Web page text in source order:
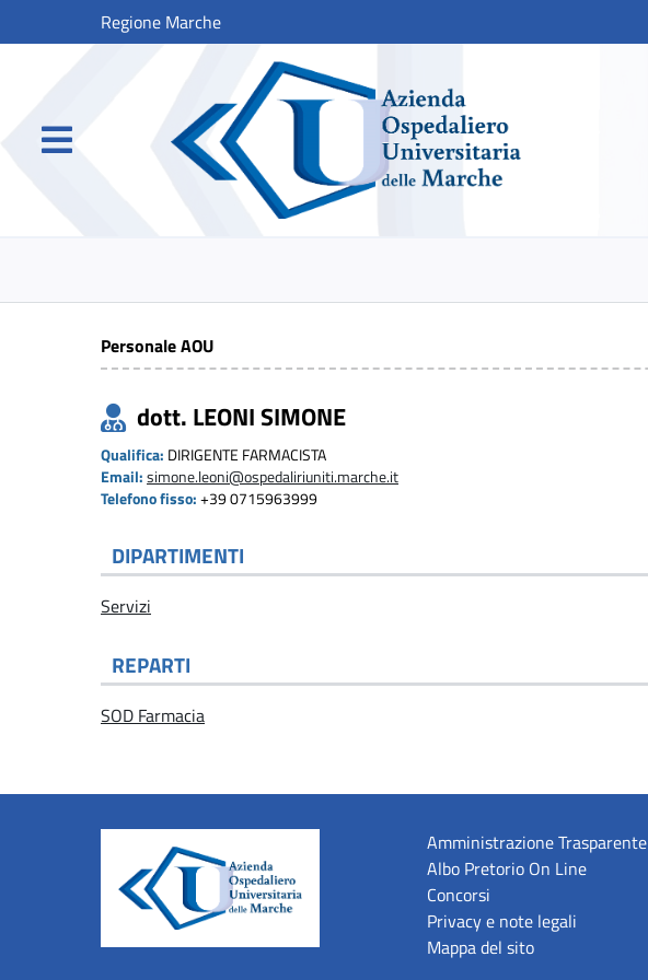
Regione Marche
Personale AOU
dott. LEONI SIMONE
Qualifica: DIRIGENTE FARMACISTA
Email: simone.leoni@ospedaliriuniti.marche.it
Telefono fisso: +39 0715963999
DIPARTIMENTI
Servizi
REPARTI
SOD Farmacia
Amministrazione Trasparente
Albo Pretorio On Line
Concorsi
Privacy e note legali
Mappa del sito